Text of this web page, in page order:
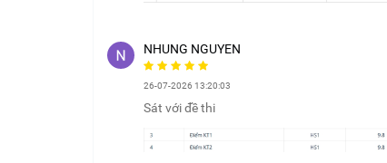
NHUNG NGUYEN
26-07-2026 13:20:03
Sát với đề thi